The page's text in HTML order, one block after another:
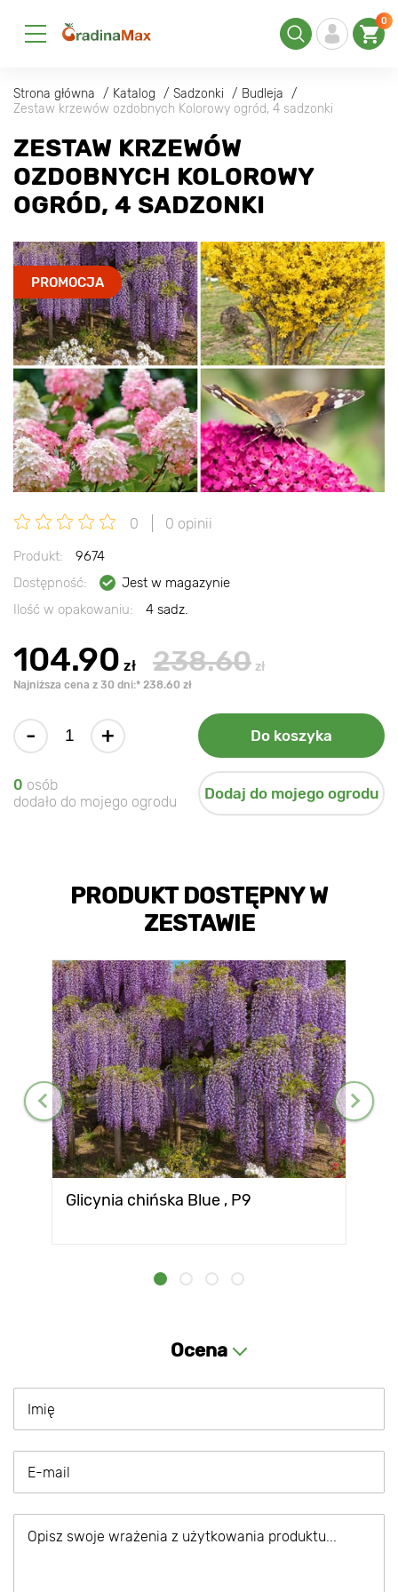
0
Strona główna Katalog Sadzonki
Budleja
Zestaw krzewów ozdobnych Kolorowy ogród, 4 sadzonki
ZESTAW KRZEWÓW
OZDOBNYCH KOLOROWY
OGRÓD, 4 SADZONKI
PROMOCJA
0 0 opinii
Produkt:
9674
Dostępność:
Jest w magazynie
Ilość w opakowaniu:
4 sadz.
104.90 zł 238.60 zł
Najniższa cena z 30 dni:* 238.60 zł
- + Do koszyka
0 osób
dodało do mojego ogrodu
Dodaj do mojego ogrodu
PRODUKT DOSTĘPNY W
ZESTAWIE
Glicynia chińska Blue , P9
Ocena